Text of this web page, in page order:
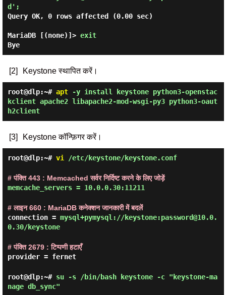
d';
Query OK, 0 rows affected (0.00 sec)
MariaDB [(none)]> exit
Bye
[2] Keystone स्थापित करें।
root@dlp:~# apt-y install keystone python3-openstac
kclient apache2 libapache2-mod-wsgi-py3 python3-oaut
h2client
[3] Keystone कॉन्फ़िगर करें।
root@dlp:~# vi /etc/keystone/keystone.conf
# पंक्ति 443 : Memcached सर्वर निर्दिष्ट करने के लिए जोड़ें
memcache_servers = 10.0.0.30:11211
# लाइन 660 : MariaDB कनेक्शन जानकारी में बदलें
connection = mysql+pymysql://keystone:password@10.0.
0.30/keystone
# पंक्ति 2679 : टिप्पणी हटाएँ
provider = fernet
root@dlp:~# su -s /bin/bash keystone -c "keystone-ma
nage db_sync"